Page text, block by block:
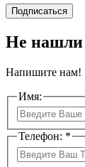
Подписаться
Не нашли
Напишите нам!
Имя:
Телефон: *